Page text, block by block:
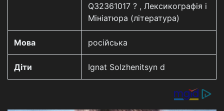
Q32361017 ? , Лексикографія і
Мініатюра (література)
Мова російська
Діти Ignat Solzhenitsyn d